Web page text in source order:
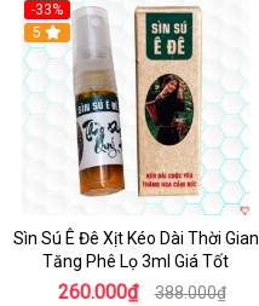
-33%
5
Sìn Sú Ê Đê Xịt Kéo Dài Thời Gian
Tăng Phê Lọ 3ml Giá Tốt
260.000₫ 388.000₫